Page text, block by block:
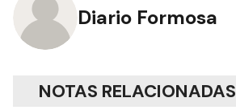
Diario Formosa
NOTAS RELACIONADAS